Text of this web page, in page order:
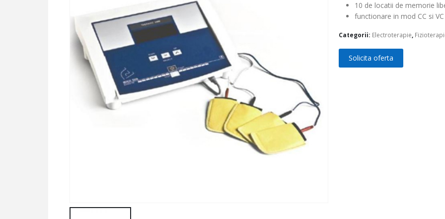
10 de locatii de memorie
functionare in mod CC si VC
Categorii: Electroterapie,
Solicita oferta